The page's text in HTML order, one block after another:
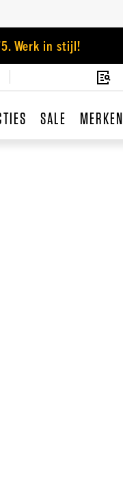
Werk in stijl!
SALE MERKEN